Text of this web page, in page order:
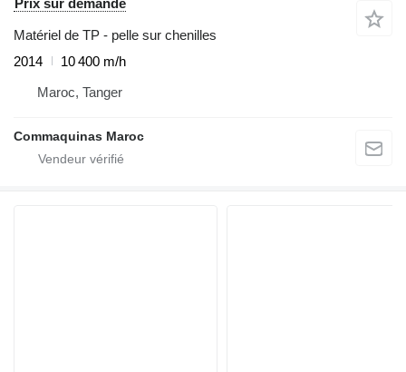
Matériel de TP - pelle sur chenilles
2014
10 400 m/h
Maroc, Tanger
Commaquinas Maroc